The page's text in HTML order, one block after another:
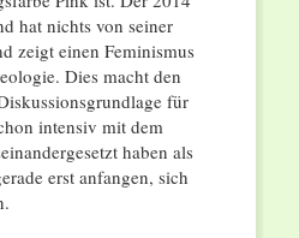
hat nichts von seiner
zeigt einen Feminismus
Dies macht den
für
intensiv mit dem
haben als
erst anfangen, sich